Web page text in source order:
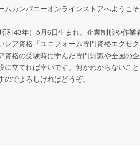
ムカンパニーオンラインストアへようこ
和43年）5月6日生まれ。企業制服や作
レア資格 「ユニフォーム専門資格エグゼ
資格の受験時に学んだ専門知識や全国の
に立てれば幸いです。何かわからないこ
のでよろしければどうぞ。